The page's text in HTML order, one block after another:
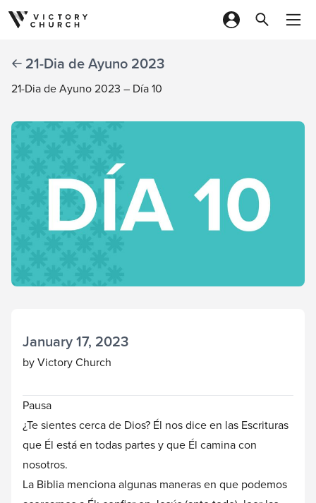
Skip to content
21-Dia de Ayuno 2023
21-Dia de Ayuno 2023 – Día 10
January 17, 2023
by Victory Church
Pausa
¿Te sientes cerca de Dios? Él nos dice en las Escrituras
que Él está en todas partes y que Él camina con
nosotros.
La Biblia menciona algunas maneras en que podemos